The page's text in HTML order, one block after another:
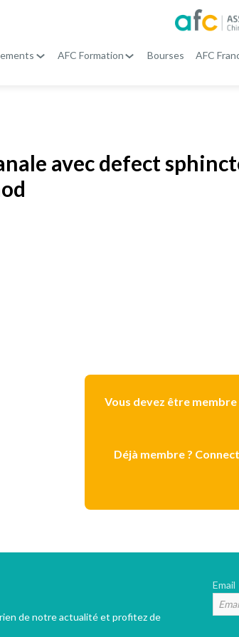
AFC Formation Bourses AFC
avec defect
Vous devez être
Déjà membre ?
de notre actualité et profitez de
Email